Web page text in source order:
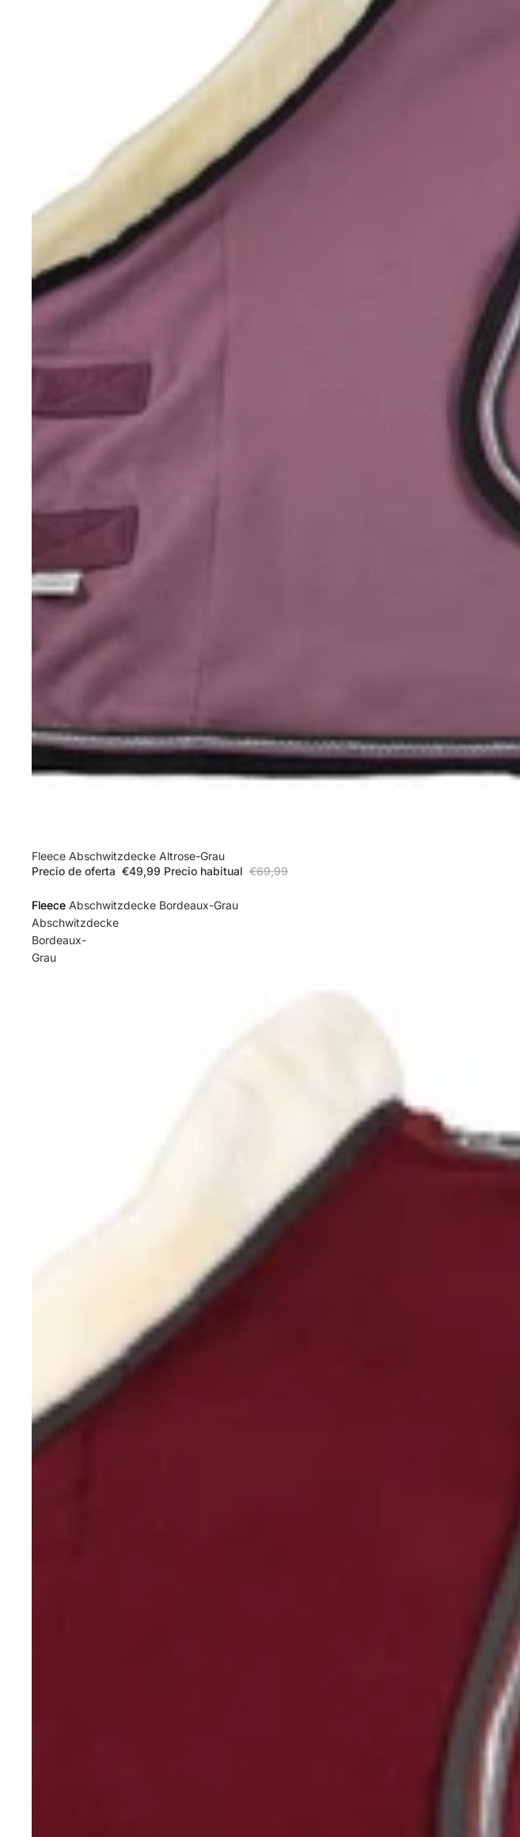
Oferta
Fleece Abschwitzdecke Altrose-Grau
Precio de oferta €49,99 Precio habitual €69,99
Fleece
Abschwitzdecke
Bordeaux-
Grau
Fleece Abschwitzdecke Bordeaux-Grau